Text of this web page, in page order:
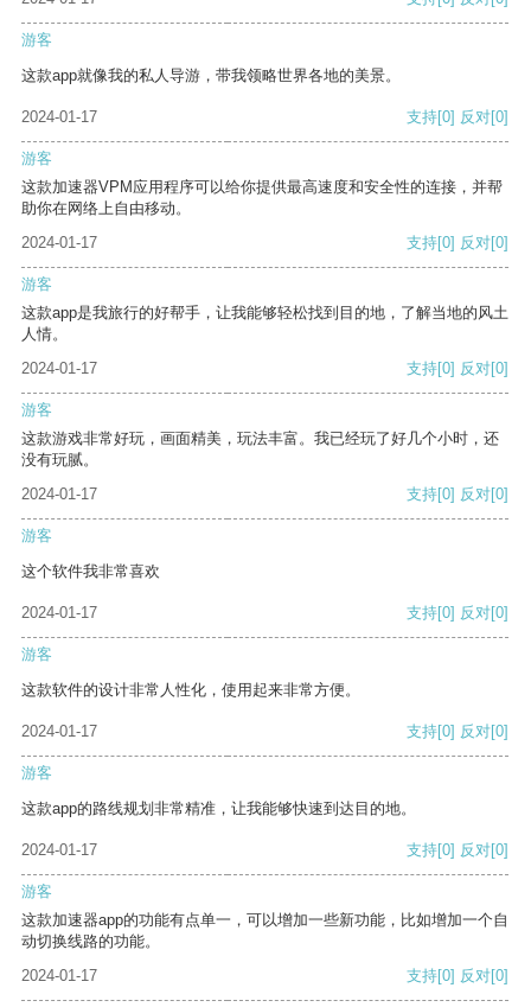
游客
这款app就像我的私人导游，带我领略世界各地的美景。
2024-01-17 支持[0] 反对[0]
游客
这款加速器VPM应用程序可以给你提供最高速度和安全性的连接，并帮
助你在网络上自由移动。
2024-01-17
支持[0] 反对[0]
游客
这款app是我旅行的好帮手，让我能够轻松找到目的地，了解当地的风土
人情。
2024-01-17
支持[0] 反对[0]
游客
这款游戏非常好玩，画面精美，玩法丰富。我已经玩了好几个小时，还
没有玩腻。
2024-01-17
支持[0] 反对[0]
游客
这个软件我非常喜欢
2024-01-17 支持[0] 反对[0]
游客
这款软件的设计非常人性化，使用起来非常方便。
2024-01-17 支持[0] 反对[0]
游客
这款app的路线规划非常精准，让我能够快速到达目的地。
2024-01-17 支持[0] 反对[0]
游客
这款加速器app的功能有点单一，可以增加一些新功能，比如增加一个自
动切换线路的功能。
2024-01-17
支持[0] 反对[0]